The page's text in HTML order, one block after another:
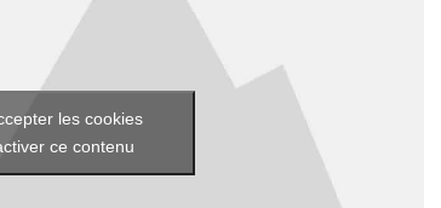
les cookies
ce contenu